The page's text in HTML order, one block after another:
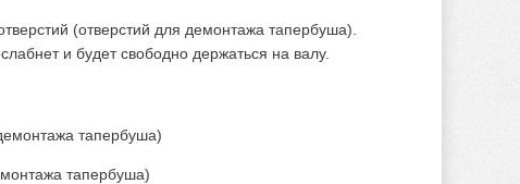
(отверстий для демонтажа тапербуша).
и будет свободно держаться на валу.
тапербуша)
тапербуша)